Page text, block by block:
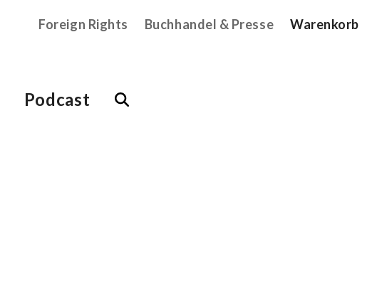
Foreign Rights Buchhandel & Presse Warenkorb
Podcast